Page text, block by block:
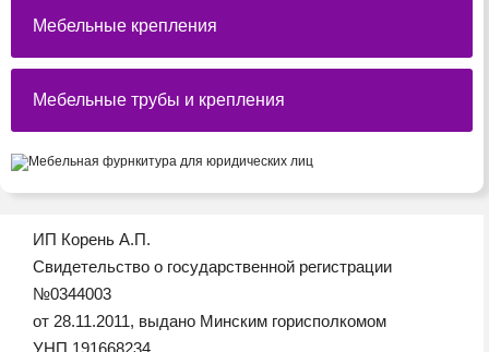
Мебельные крепления
Мебельные трубы и крепления
ИП Корень А.П.
Свидетельство о государственной регистрации
№0344003
от 28.11.2011, выдано Минским горисполкомом
УНП 191668234